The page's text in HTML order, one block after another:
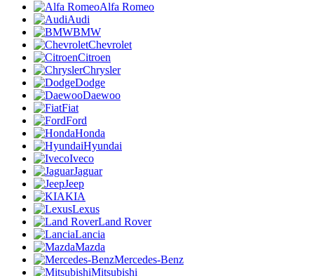
Alfa Romeo
Audi
BMW
Chevrolet
Citroen
Chrysler
Dodge
Daewoo
Fiat
Ford
Honda
Hyundai
Iveco
Jaguar
Jeep
KIA
Lexus
Land Rover
Lancia
Mazda
Mercedes-Benz
Mitsubishi